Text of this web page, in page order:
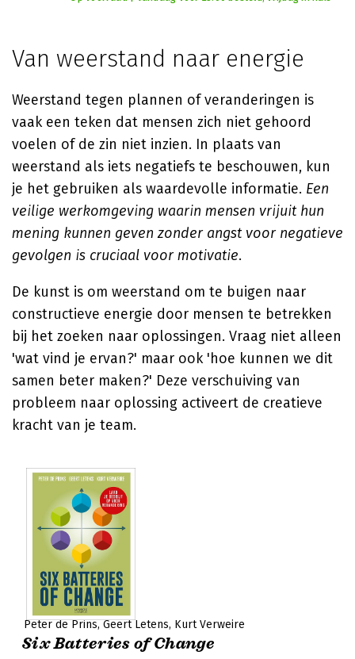
Van weerstand naar energie
Weerstand tegen plannen of veranderingen is
vaak een teken dat mensen zich niet gehoord
voelen of de zin niet inzien. In plaats van
weerstand als iets negatiefs te beschouwen, kun
je het gebruiken als waardevolle informatie. Een
veilige werkomgeving waarin mensen vrijuit hun
mening kunnen geven zonder angst voor negatieve
gevolgen is cruciaal voor motivatie.
De kunst is om weerstand om te buigen naar
constructieve energie door mensen te betrekken
bij het zoeken naar oplossingen. Vraag niet alleen
'wat vind je ervan?' maar ook 'hoe kunnen we dit
samen beter maken?' Deze verschuiving van
probleem naar oplossing activeert de creatieve
kracht van je team.
Peter de Prins Geert Letens Kurt Verweire
Six Batteries of Change